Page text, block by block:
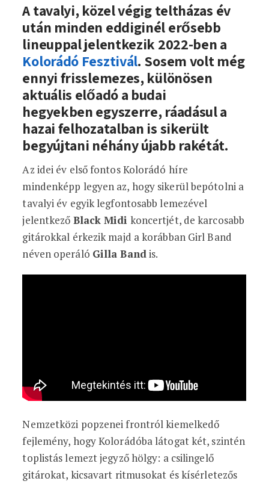
Megérkeztek az első Kolorádó 2022
A tavalyi, közel végig teltházas év
után minden eddiginél erősebb
lineuppal jelentkezik 2022-ben a
Kolorádó Fesztivál. Sosem volt még
ennyi frisslemezes, különösen
aktuális előadó a budai
hegyekben egyszerre, ráadásul a
hazai felhozatalban is sikerült
begyújtani néhány újabb rakétát.
Az idei év első fontos Kolorádó híre
mindenképp legyen az, hogy sikerül bepótolni a
tavalyi év egyik legfontosabb lemezével
jelentkező Black Midi koncertjét, de karcosabb
gitárokkal érkezik majd a korábban Girl Band
néven operáló Gilla Bandis.
Nemzetközi popzenei frontról kiemelkedő
fejlemény, hogy Kolorádóba látogat két, szintén
toplistás lemezt jegyző hölgy: a csilingelő
gitárokat, kicsavart ritmusokat és kísérletezős